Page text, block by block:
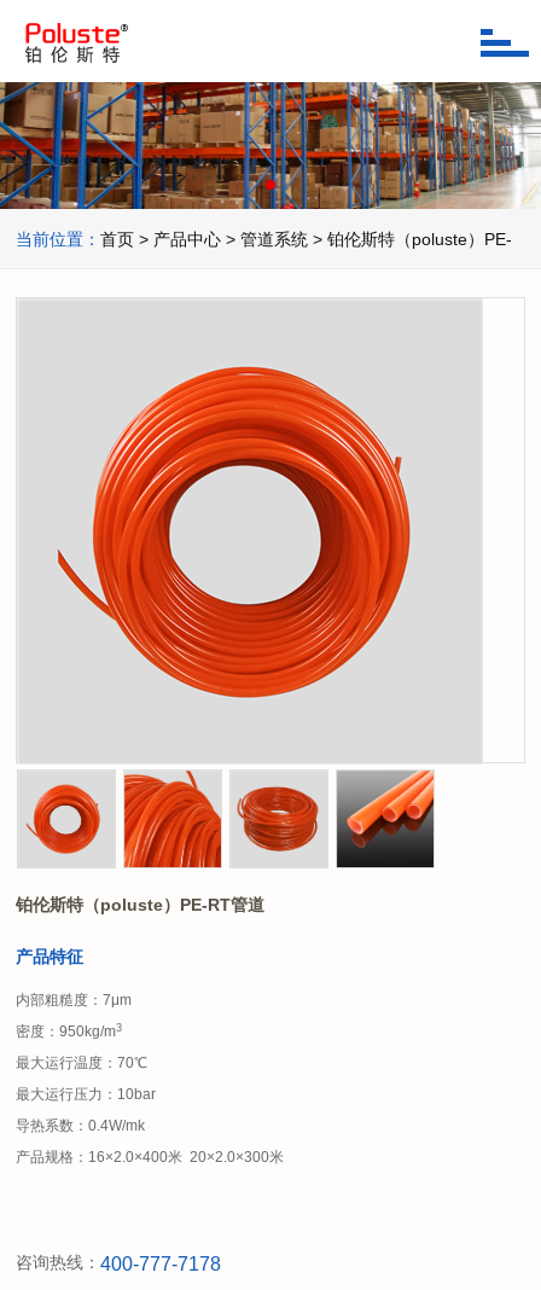
当前位置：首页 > 产品中心 >管道系统 > 铂伦斯特（poluste）PE-
RT管道
铂伦斯特（poluste）PE-RT管道
产品特征
内部粗糙度：7μm
密度：950kg/m3
最大运行温度：70℃
最大运行压力：10bar
导热系数：0.4W/mk
产品规格：16×2.0×400米 20×2.0×300米
咨询热线：400-777-7178